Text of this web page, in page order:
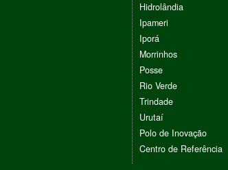
Hidrolândia
Ipameri
Iporá
Morrinhos
Posse
Rio Verde
Trindade
Urutaí
Polo de Inovação
Centro de Referência